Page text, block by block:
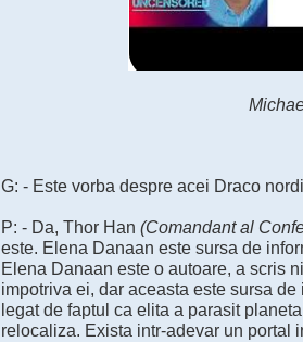
G: - Este vorba despre acei Draco
P: - Da, Thor Han (Comandant al
este. Elena Danaan este sursa de
Elena Danaan este o autoare, a scris
impotriva ei, dar aceasta este sursa
legat de faptul ca elita a parasit
relocaliza. Exista intr-adevar un portal